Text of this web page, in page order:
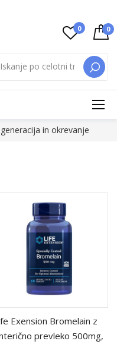
0 0
in okrevanje
Exension Bromelain z
prevleko 500mg,